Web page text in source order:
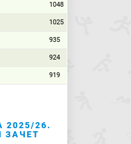
1048
1025
935
924
919
2025/26.